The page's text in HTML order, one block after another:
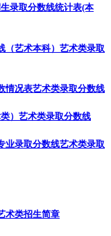
录取分数线统计表(本
艺术本科） 艺术类录取
情况表艺术类录取分数线
） 艺术类录取分数线
业录取分数线艺术类录取
术类招生简章